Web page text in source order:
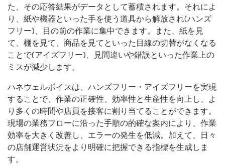
た、その応答結果がデータとして蓄積されます。それによ
り、紙や機器といった手を使う道具から解放され(ハンズ
フリー)、目の前の作業に集中できます。また、紙を見
て、棚を見て、商品を見てといった目線の切替がなくなる
ことで(アイズフリー)、見間違いや錯誤といった作業上の
ミスが減少します。
ハネウェルボイスは、ハンズフリー・アイズフリーを実現
することで、作業の正確性、効率性と生産性を向上し、よ
り多くの時間や店員を接客に割り当てることができます。
現場の業務フローに沿った手順の的確な案内により、作業
効率を大きく改善し、エラーの発生を低減。加えて、日々
の店舗運営状況をより明確に把握できる指標を生成しま
す。